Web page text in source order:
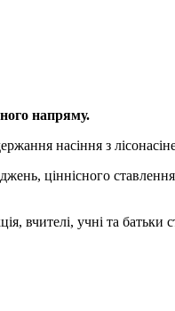
напряму.
насіння з
ціннісного
вчителі, учні та